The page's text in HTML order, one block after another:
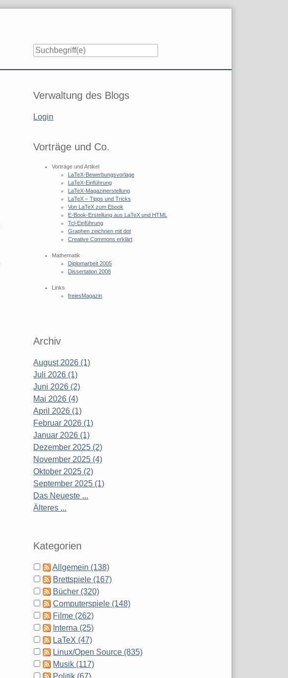
Seitenleiste
Verwaltung des Blogs
Login
Vorträge und Co.
Vorträge und Artikel
LaTeX-Bewerbungsvorlage
LaTeX-Einführung
LaTeX-Magazinerstellung
LaTeX – Tipps und Tricks
Von LaTeX zum Ebook
E-Book-Erstellung aus LaTeX und HTML
Tcl-Einführung
Graphen zeichnen mit dot
Creative Commons erklärt
Mathematik
Diplomarbeit 2005
Dissertation 2008
Links
freiesMagazin
Archiv
August 2026 (1)
Juli 2026 (1)
Juni 2026 (2)
Mai 2026 (4)
April 2026 (1)
Februar 2026 (1)
Januar 2026 (1)
Dezember 2025 (2)
November 2025 (4)
Oktober 2025 (2)
September 2025 (1)
Das Neueste ...
Älteres ...
Kategorien
Allgemein (138)
Brettspiele (167)
Bücher (320)
Computerspiele (148)
Filme (262)
Interna (25)
LaTeX (47)
Linux/Open Source (835)
Musik (117)
Politik (67)